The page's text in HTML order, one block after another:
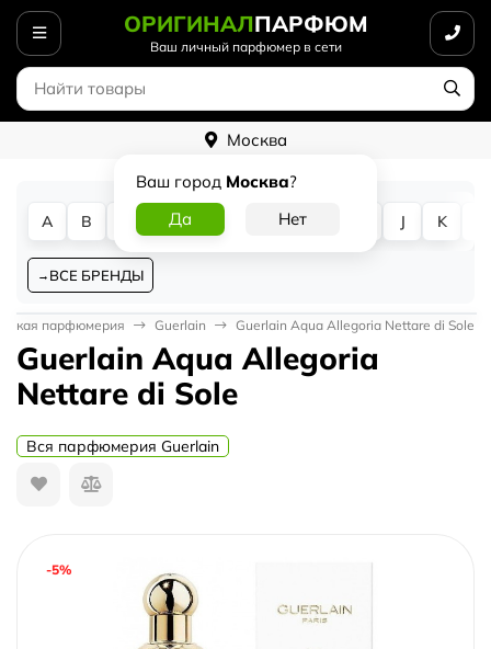
ОРИГИНАЛПАРФЮМ
Ваш личный парфюмер в сети
Москва
Ваш город Москва?
A B D G J K
ВСЕ БРЕНДЫ
парфюмерия Guerlain Guerlain Aqua Allegoria Nettare di Sole
Guerlain Aqua Allegoria
Nettare di Sole
Вся парфюмерия Guerlain
-5%